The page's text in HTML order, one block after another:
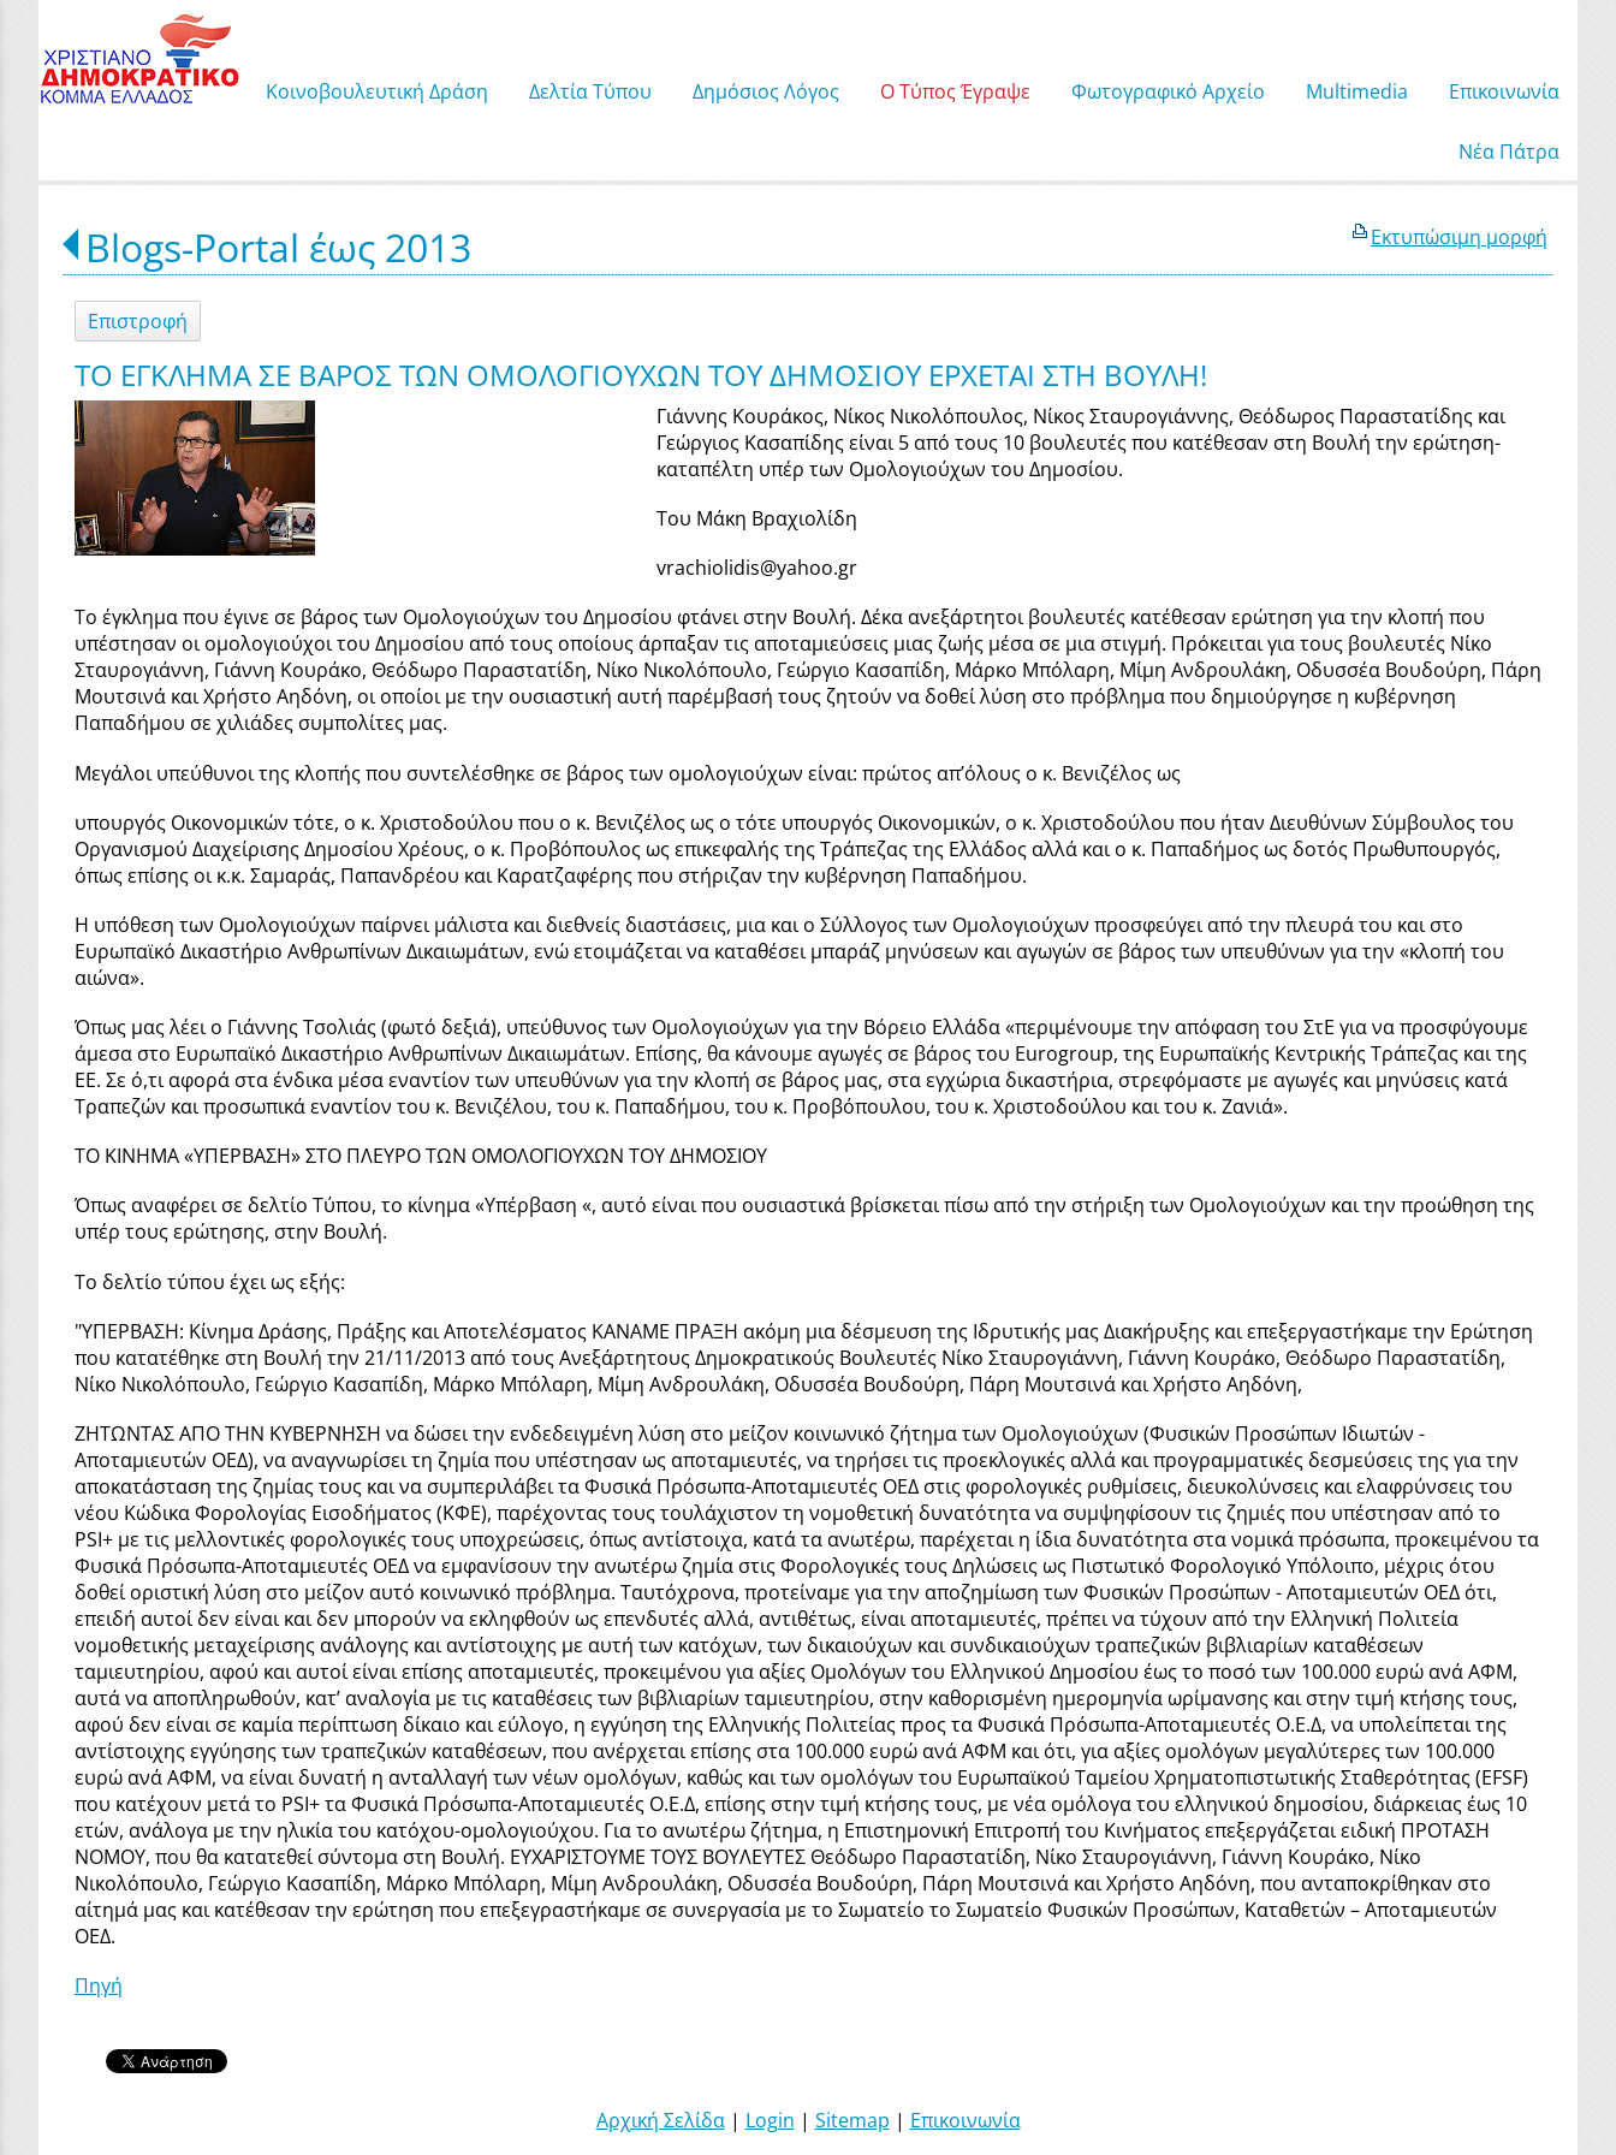
Κοινοβουλευτική Δράση Δελτία Τύπου Δημόσιος Λόγος Ο Τύπος Έγραψε Φωτογραφικό Αρχείο Μultimedia Επικοινωνία
Νέα Πάτρα
Εκτυπώσιμη μορφή
Blogs-Portal έως 2013
Επιστροφή
ΤΟ ΕΓΚΛΗΜΑ ΣΕ ΒΑΡΟΣ ΤΩΝ ΟΜΟΛΟΓΙΟΥΧΩΝ ΤΟΥ ΔΗΜΟΣΙΟΥ ΕΡΧΕΤΑΙ ΣΤΗ ΒΟΥΛΗ!
Γιάννης Κουράκος, Νίκος Νικολόπουλος, Νίκος Σταυρογιάννης, Θεόδωρος Παραστατίδης και
Γεώργιος Κασαπίδης είναι 5 από τους 10 βουλευτές που κατέθεσαν στη Βουλή την ερώτηση-
καταπέλτη υπέρ των Ομολογιούχων του Δημοσίου.
Του Μάκη Βραχιολίδη
vrachiolidis@yahoo.gr
Το έγκλημα που έγινε σε βάρος των Ομολογιούχων του Δημοσίου φτάνει στην Βουλή. Δέκα ανεξάρτητοι βουλευτές κατέθεσαν ερώτηση για την κλοπή που
υπέστησαν οι ομολογιούχοι του Δημοσίου από τους οποίους άρπαξαν τις αποταμιεύσεις μιας ζωής μέσα σε μια στιγμή. Πρόκειται για τους βουλευτές Νίκο
Σταυρογιάννη, Γιάννη Κουράκο, Θεόδωρο Παραστατίδη, Νίκο Νικολόπουλο, Γεώργιο Κασαπίδη, Μάρκο Μπόλαρη, Μίμη Ανδρουλάκη, Οδυσσέα Βουδούρη, Πάρη
Μουτσινά και Χρήστο Αηδόνη, οι οποίοι με την ουσιαστική αυτή παρέμβασή τους ζητούν να δοθεί λύση στο πρόβλημα που δημιούργησε η κυβέρνηση
Παπαδήμου σε χιλιάδες συμπολίτες μας.
Μεγάλοι υπεύθυνοι της κλοπής που συντελέσθηκε σε βάρος των ομολογιούχων είναι: πρώτος απ’όλους ο κ. Βενιζέλος ως
υπουργός Οικονομικών τότε, ο κ. Χριστοδούλου που ο κ. Βενιζέλος ως ο τότε υπουργός Οικονομικών, ο κ. Χριστοδούλου που ήταν Διευθύνων Σύμβουλος του
Οργανισμού Διαχείρισης Δημοσίου Χρέους, ο κ. Προβόπουλος ως επικεφαλής της Τράπεζας της Ελλάδος αλλά και ο κ. Παπαδήμος ως δοτός Πρωθυπουργός,
όπως επίσης οι κ.κ. Σαμαράς, Παπανδρέου και Καρατζαφέρης που στήριζαν την κυβέρνηση Παπαδήμου.
Η υπόθεση των Ομολογιούχων παίρνει μάλιστα και διεθνείς διαστάσεις, μια και ο Σύλλογος των Ομολογιούχων προσφεύγει από την πλευρά του και στο
Ευρωπαϊκό Δικαστήριο Ανθρωπίνων Δικαιωμάτων, ενώ ετοιμάζεται να καταθέσει μπαράζ μηνύσεων και αγωγών σε βάρος των υπευθύνων για την «κλοπή του
αιώνα».
Όπως μας λέει ο Γιάννης Τσολιάς (φωτό δεξιά), υπεύθυνος των Ομολογιούχων για την Βόρειο Ελλάδα «περιμένουμε την απόφαση του ΣτΕ για να προσφύγουμε
άμεσα στο Ευρωπαϊκό Δικαστήριο Ανθρωπίνων Δικαιωμάτων. Επίσης, θα κάνουμε αγωγές σε βάρος του Eurogroup, της Ευρωπαϊκής Κεντρικής Τράπεζας και της
ΕΕ. Σε ό,τι αφορά στα ένδικα μέσα εναντίον των υπευθύνων για την κλοπή σε βάρος μας, στα εγχώρια δικαστήρια, στρεφόμαστε με αγωγές και μηνύσεις κατά
Τραπεζών και προσωπικά εναντίον του κ. Βενιζέλου, του κ. Παπαδήμου, του κ. Προβόπουλου, του κ. Χριστοδούλου και του κ. Ζανιά».
ΤΟ ΚΙΝΗΜΑ «ΥΠΕΡΒΑΣΗ» ΣΤΟ ΠΛΕΥΡΟ ΤΩΝ ΟΜΟΛΟΓΙΟΥΧΩΝ ΤΟΥ ΔΗΜΟΣΙΟΥ
Όπως αναφέρει σε δελτίο Τύπου, το κίνημα «Υπέρβαση «, αυτό είναι που ουσιαστικά βρίσκεται πίσω από την στήριξη των Ομολογιούχων και την προώθηση της
υπέρ τους ερώτησης, στην Βουλή.
Το δελτίο τύπου έχει ως εξής:
"ΥΠΕΡΒΑΣΗ: Κίνημα Δράσης, Πράξης και Αποτελέσματος ΚΑΝΑΜΕ ΠΡΑΞΗ ακόμη μια δέσμευση της Ιδρυτικής μας Διακήρυξης και επεξεργαστήκαμε την Ερώτηση
που κατατέθηκε στη Βουλή την 21/11/2013 από τους Ανεξάρτητους Δημοκρατικούς Βουλευτές Νίκο Σταυρογιάννη, Γιάννη Κουράκο, Θεόδωρο Παραστατίδη,
Νίκο Νικολόπουλο, Γεώργιο Κασαπίδη, Μάρκο Μπόλαρη, Μίμη Ανδρουλάκη, Οδυσσέα Βουδούρη, Πάρη Μουτσινά και Χρήστο Αηδόνη,
ΖΗΤΩΝΤΑΣ ΑΠΟ ΤΗΝ ΚΥΒΕΡΝΗΣΗ να δώσει την ενδεδειγμένη λύση στο μείζον κοινωνικό ζήτημα των Ομολογιούχων (Φυσικών Προσώπων Ιδιωτών -
Αποταμιευτών ΟΕΔ), να αναγνωρίσει τη ζημία που υπέστησαν ως αποταμιευτές, να τηρήσει τις προεκλογικές αλλά και προγραμματικές δεσμεύσεις της για την
αποκατάσταση της ζημίας τους και να συμπεριλάβει τα Φυσικά Πρόσωπα-Αποταμιευτές ΟΕΔ στις φορολογικές ρυθμίσεις, διευκολύνσεις και ελαφρύνσεις του
νέου Κώδικα Φορολογίας Εισοδήματος (ΚΦΕ), παρέχοντας τους τουλάχιστον τη νομοθετική δυνατότητα να συμψηφίσουν τις ζημιές που υπέστησαν από το
PSI+ με τις μελλοντικές φορολογικές τους υποχρεώσεις, όπως αντίστοιχα, κατά τα ανωτέρω, παρέχεται η ίδια δυνατότητα στα νομικά πρόσωπα, προκειμένου τα
Φυσικά Πρόσωπα-Αποταμιευτές ΟΕΔ να εμφανίσουν την ανωτέρω ζημία στις Φορολογικές τους Δηλώσεις ως Πιστωτικό Φορολογικό Υπόλοιπο, μέχρις ότου
δοθεί οριστική λύση στο μείζον αυτό κοινωνικό πρόβλημα. Ταυτόχρονα, προτείναμε για την αποζημίωση των Φυσικών Προσώπων - Αποταμιευτών ΟΕΔ ότι,
επειδή αυτοί δεν είναι και δεν μπορούν να εκληφθούν ως επενδυτές αλλά, αντιθέτως, είναι αποταμιευτές, πρέπει να τύχουν από την Ελληνική Πολιτεία
νομοθετικής μεταχείρισης ανάλογης και αντίστοιχης με αυτή των κατόχων, των δικαιούχων και συνδικαιούχων τραπεζικών βιβλιαρίων καταθέσεων
ταμιευτηρίου, αφού και αυτοί είναι επίσης αποταμιευτές, προκειμένου για αξίες Ομολόγων του Ελληνικού Δημοσίου έως το ποσό των 100.000 ευρώ ανά ΑΦΜ,
αυτά να αποπληρωθούν, κατ’ αναλογία με τις καταθέσεις των βιβλιαρίων ταμιευτηρίου, στην καθορισμένη ημερομηνία ωρίμανσης και στην τιμή κτήσης τους,
αφού δεν είναι σε καμία περίπτωση δίκαιο και εύλογο, η εγγύηση της Ελληνικής Πολιτείας προς τα Φυσικά Πρόσωπα-Αποταμιευτές Ο.Ε.Δ, να υπολείπεται της
αντίστοιχης εγγύησης των τραπεζικών καταθέσεων, που ανέρχεται επίσης στα 100.000 ευρώ ανά ΑΦΜ και ότι, για αξίες ομολόγων μεγαλύτερες των 100.000
ευρώ ανά ΑΦΜ, να είναι δυνατή η ανταλλαγή των νέων ομολόγων, καθώς και των ομολόγων του Ευρωπαϊκού Ταμείου Χρηματοπιστωτικής Σταθερότητας (EFSF)
που κατέχουν μετά το PSI+ τα Φυσικά Πρόσωπα-Αποταμιευτές Ο.Ε.Δ, επίσης στην τιμή κτήσης τους, με νέα ομόλογα του ελληνικού δημοσίου, διάρκειας έως 10
ετών, ανάλογα με την ηλικία του κατόχου-ομολογιούχου. Για το ανωτέρω ζήτημα, η Επιστημονική Επιτροπή του Κινήματος επεξεργάζεται ειδική ΠΡΟΤΑΣΗ
ΝΟΜΟΥ, που θα κατατεθεί σύντομα στη Βουλή. ΕΥΧΑΡΙΣΤΟΥΜΕ ΤΟΥΣ ΒΟΥΛΕΥΤΕΣ Θεόδωρο Παραστατίδη, Νίκο Σταυρογιάννη, Γιάννη Κουράκο, Νίκο
Νικολόπουλο, Γεώργιο Κασαπίδη, Μάρκο Μπόλαρη, Μίμη Ανδρουλάκη, Οδυσσέα Βουδούρη, Πάρη Μουτσινά και Χρήστο Αηδόνη, που ανταποκρίθηκαν στο
αίτημά μας και κατέθεσαν την ερώτηση που επεξεγραστήκαμε σε συνεργασία με το Σωματείο το Σωματείο Φυσικών Προσώπων, Καταθετών – Αποταμιευτών
ΟΕΔ.
Πηγή
Αρχική Σελίδα| Login | Sitemap | Επικοινωνία